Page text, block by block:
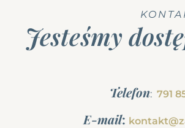
Jesteśmy
Telefon: 791
E-mail: